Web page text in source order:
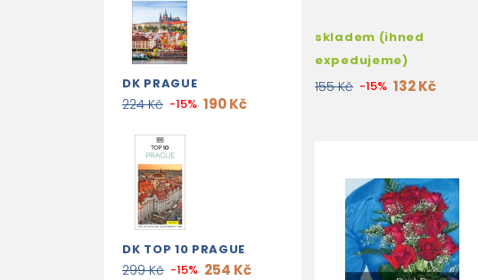
DK PRAGUE
224 Kč -15% 190 Kč
DK TOP 10 PRAGUE
299 Kč -15% 254 Kč
skladem (ihned
expedujeme)
155 Kč -15% 132 Kč